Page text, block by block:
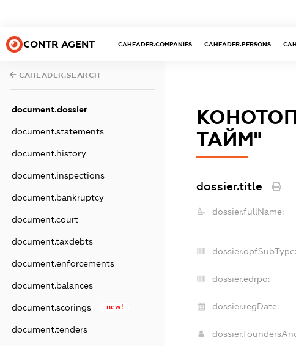
CONTR AGENT CAHEADER.COMPANIES CAHEADER.PERSONS
CAHEADER.SEARCH
document.dossier
document.statements
document.history
document.inspections
document.bankruptcy
document.court
document.taxdebts
document.enforcements
document.balances
document.scorings new!
document.tenders
ТАЙМ"
dossier.title
dossier.fullName:
dossier.opfSubType:
dossier.edrpo:
dossier.regDate: